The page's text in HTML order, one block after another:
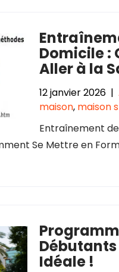
Domicile :
Aller à la
12 janvier 2026 |
maison, maison
Entraînement
Se Mettre en
Idéale !